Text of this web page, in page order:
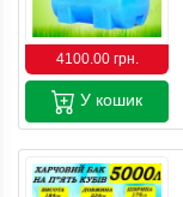
4100.00 грн.
У кошик